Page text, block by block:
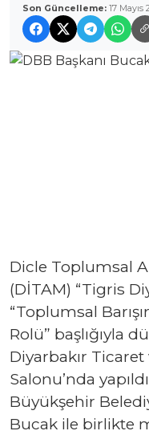
Son Güncelleme: 17 Mayıs
Dicle Toplumsal
(DİTAM) “Tigris
“Toplumsal
Rolü” başlığıyla
Diyarbakır Ticaret
Salonu’nda
Büyükşehir
Bucak ile birlikte